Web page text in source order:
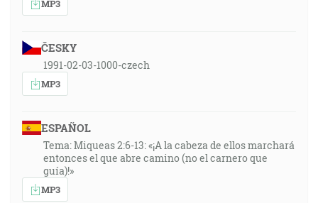
MP3
ČESKY
1991-02-03-1000-czech
MP3
ESPAÑOL
Tema: Miqueas 2:6-13: «¡A la cabeza de ellos marchará
entonces el que abre camino (no el carnero que
guía)!»
MP3